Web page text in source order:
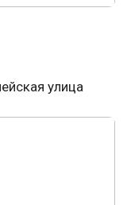
улица